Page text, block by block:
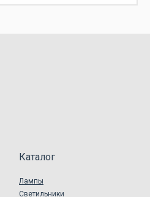
Каталог
Лампы
Светильники